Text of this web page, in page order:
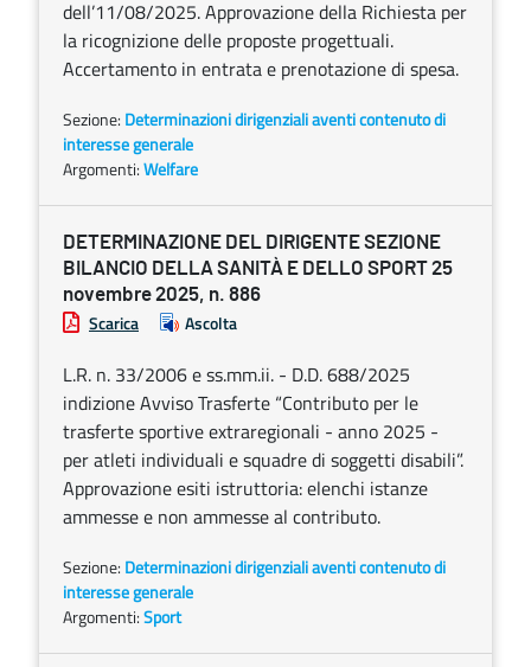
dell’11/08/2025. Approvazione della Richiesta per
la ricognizione delle proposte progettuali.
Accertamento in entrata e prenotazione di spesa.
Sezione: Determinazioni dirigenziali aventi contenuto di
interesse generale
Argomenti:Welfare
DETERMINAZIONE DEL DIRIGENTE SEZIONE
BILANCIO DELLA SANITÀ E DELLO SPORT 25
novembre 2025, n. 886
Scarica Ascolta
L.R. n. 33/2006 e ss.mm.ii. - D.D. 688/2025
indizione Avviso Trasferte “Contributo per le
trasferte sportive extraregionali - anno 2025 -
per atleti individuali e squadre di soggetti disabili”.
Approvazione esiti istruttoria: elenchi istanze
ammesse e non ammesse al contributo.
Sezione: Determinazioni dirigenziali aventi contenuto di
interesse generale
Argomenti:Sport